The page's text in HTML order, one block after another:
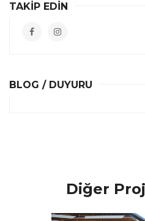
TAKİP EDİN
BLOG / DUYURU
Diğer